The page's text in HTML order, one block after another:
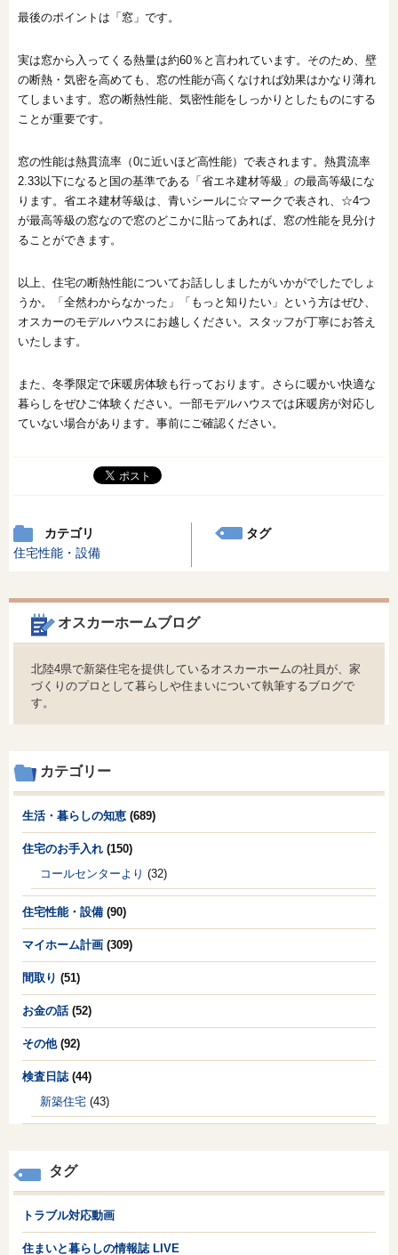
最後のポイントは「窓」です。
実は窓から入ってくる熱量は約60％と言われています。そのため、壁
の断熱・気密を高めても、窓の性能が高くなければ効果はかなり薄れ
てしまいます。窓の断熱性能、気密性能をしっかりとしたものにする
ことが重要です。
窓の性能は熱貫流率（0に近いほど高性能）で表されます。熱貫流率
2.33以下になると国の基準である「省エネ建材等級」の最高等級にな
ります。省エネ建材等級は、青いシールに☆マークで表され、☆4つ
が最高等級の窓なので窓のどこかに貼ってあれば、窓の性能を見分け
ることができます。
以上、住宅の断熱性能についてお話ししましたがいかがでしたでしょ
うか。「全然わからなかった」「もっと知りたい」という方はぜひ、
オスカーのモデルハウスにお越しください。スタッフが丁寧にお答え
いたします。
また、冬季限定で床暖房体験も行っております。さらに暖かい快適な
暮らしをぜひご体験ください。一部モデルハウスでは床暖房が対応し
ていない場合があります。事前にご確認ください。
カテゴリ
住宅性能・設備
タグ
オスカーホームブログ
北陸4県で新築住宅を提供しているオスカーホームの社員が、家
づくりのプロとして暮らしや住まいについて執筆するブログで
す。
カテゴリー
生活・暮らしの知恵 (689)
住宅のお手入れ (150)
コールセンターより (32)
住宅性能・設備 (90)
マイホーム計画 (309)
間取り (51)
お金の話(52)
その他(92)
検査日誌 (44)
新築住宅 (43)
タグ
トラブル対応動画
住まいと暮らしの情報誌 LIVE